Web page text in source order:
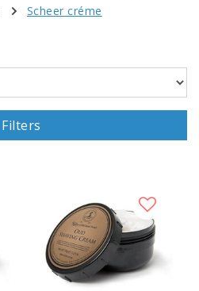
Scheer créme
Filters